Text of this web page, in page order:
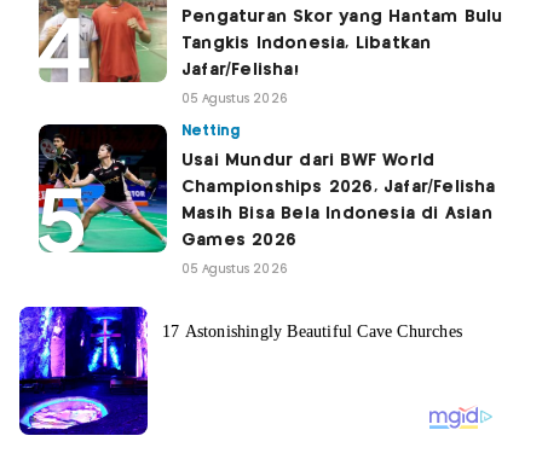
Pengaturan Skor yang Hantam Bulu
Tangkis Indonesia, Libatkan
Jafar/Felisha!
05 Agustus 2026
Netting
Usai Mundur dari BWF World
Championships 2026, Jafar/Felisha
Masih Bisa Bela Indonesia di Asian
Games 2026
05 Agustus 2026